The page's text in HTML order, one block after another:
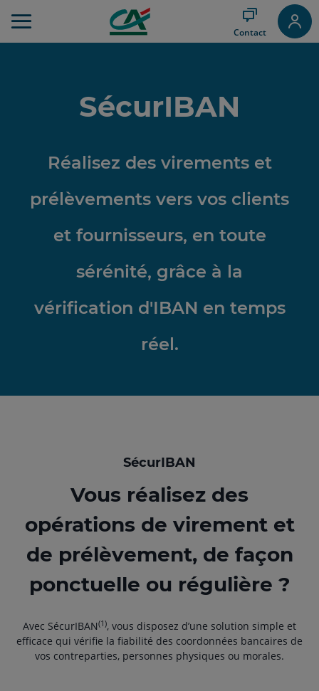
au
Contact
SécurIBAN
Réalisez des virements et
prélèvements vers vos clients
et fournisseurs, en toute
sérénité, grâce à la
vérification d'IBAN en temps
réel.
SécurIBAN
Vous réalisez des
opérations de virement et
de prélèvement, de façon
ponctuelle ou régulière ?
Avec SécurIBAN(1), vous disposez d’une solution simple et
efficace qui vérifie la fiabilité des coordonnées bancaires de
vos contreparties, personnes physiques ou morales.